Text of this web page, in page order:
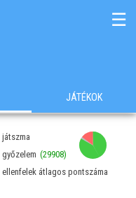
☰
JÁTÉKOK
játszma
győzelem (29908)
ellenfelek átlagos pontszáma